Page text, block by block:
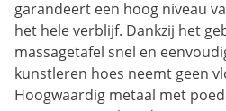
garandeert een hoog niveau
het hele verblijf. Dankzij het
massagetafel snel en
kunstleren hoes neemt geen
Hoogwaardig metaal met